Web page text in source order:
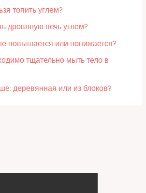
топить углем?
дровяную печь углем?
повышается или понижается?
тщательно мыть тело в
деревянная или из блоков?